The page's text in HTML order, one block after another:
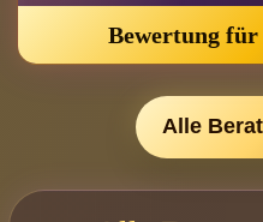
Bewertung
Ich kann es kaum fassen es
ich mir echt nicht träumen
noch mal sprechen müssen.
Alle